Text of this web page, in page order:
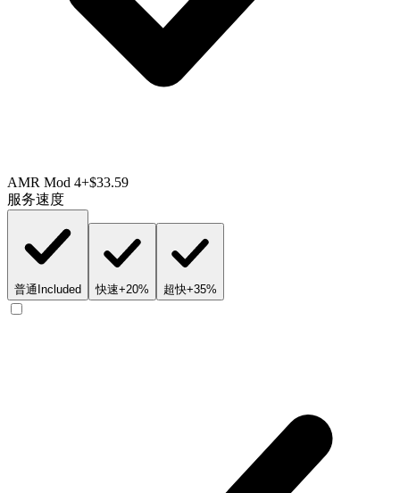
AMR Mod 4+$33.59
服务速度
普通 Included 快速+20% 超快+35%